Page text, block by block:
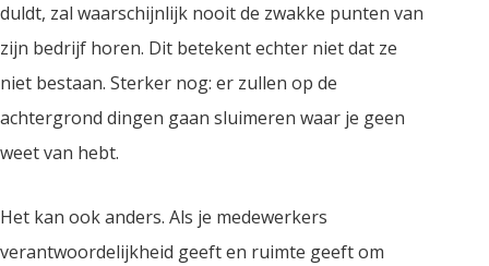
duldt, zal waarschijnlijk nooit de zwakke punten van
zijn bedrijf horen. Dit betekent echter niet dat ze
niet bestaan. Sterker nog: er zullen op de
achtergrond dingen gaan sluimeren waar je geen
weet van hebt.
Het kan ook anders. Als je medewerkers
verantwoordelijkheid geeft en ruimte geeft om